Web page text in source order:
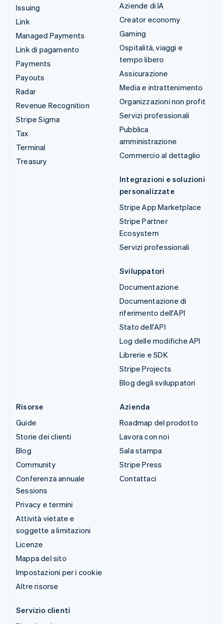
Issuing
Link
Managed Payments
Link di pagamento
Payments
Payouts
Radar
Revenue Recognition
Stripe Sigma
Tax
Terminal
Treasury
Aziende di IA
Creator economy
Gaming
Ospitalità, viaggi e
tempo libero
Assicurazione
Media e intrattenimento
Organizzazioni non profit
Servizi professionali
Pubblica
amministrazione
Commercio al dettaglio
Integrazioni e soluzioni
personalizzate
Stripe App Marketplace
Stripe Partner
Ecosystem
Servizi professionali
Sviluppatori
Documentazione
Documentazione di
riferimento dell'API
Stato dell'API
Log delle modifiche API
Librerie e SDK
Stripe Projects
Blog degli sviluppatori
Risorse
Guide
Storie dei clienti
Blog
Community
Conferenza annuale
Sessions
Privacy e termini
Attività vietate e
soggette a limitazioni
Licenze
Mappa del sito
Impostazioni per i cookie
Altre risorse
Azienda
Roadmap del prodotto
Lavora con noi
Sala stampa
Stripe Press
Contattaci
Servizio clienti